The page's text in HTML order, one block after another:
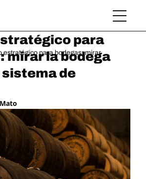
estratégico para bodegas: mirar la bodega
para
mirar la bodega
sistema de